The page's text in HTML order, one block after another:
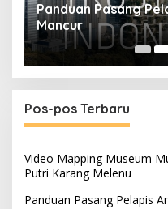
Panduan Pasang
Mancur
Pos-pos Terbaru
Video Mapping Museum
Putri Karang Melenu
Panduan Pasang Pelapis